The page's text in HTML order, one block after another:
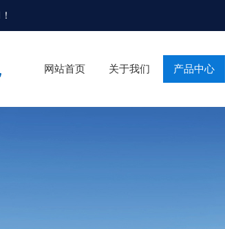
！
网站首页 关于我们 产品中心